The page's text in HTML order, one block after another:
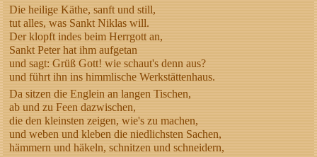
Die heilige Käthe, sanft und still,
tut alles, was Sankt Niklas will.
Der klopft indes beim Herrgott an,
Sankt Peter hat ihm aufgetan
und sagt: Grüß Gott! wie schaut's denn aus?
und führt ihn ins himmlische Werkstättenhaus.
Da sitzen die Englein an langen Tischen,
ab und zu Feen dazwischen,
die den kleinsten zeigen, wie's zu machen,
und weben und kleben die niedlichsten Sachen,
hämmern und häkeln, schnitzen und schneidern,